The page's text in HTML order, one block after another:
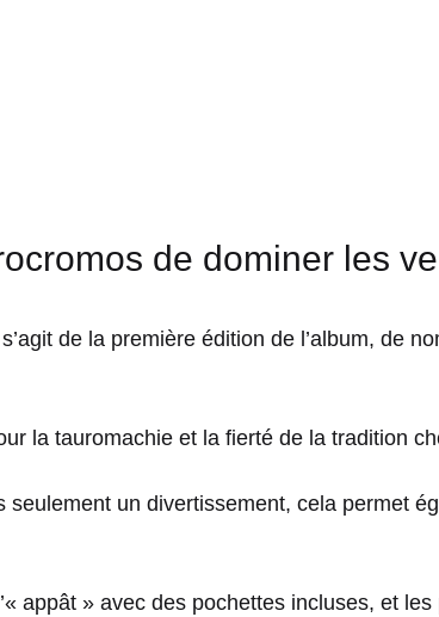
de dominer les
de la première édition de l’album, de
la tauromachie et la fierté de la tradition
un divertissement, cela permet
appât » avec des pochettes incluses, et